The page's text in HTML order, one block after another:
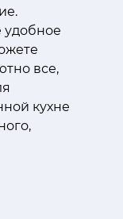
все,
кухне